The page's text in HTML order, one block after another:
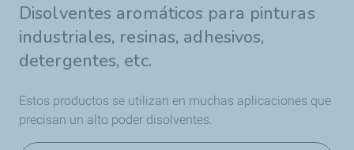
Disolventes aromáticos para pinturas
industriales, resinas, adhesivos,
detergentes, etc.
Estos productos se utilizan en muchas aplicaciones que
precisan un alto poder disolventes.